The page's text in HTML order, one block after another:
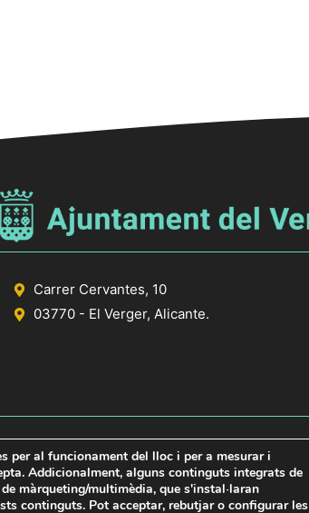
Carrer Cervantes, 10
03770 - El Verger, Alicante.
per al funcionament del lloc i per a mesurar i
Addicionalment, alguns continguts integrats de
màrqueting/multimèdia, que s'instal·laran
continguts. Pot acceptar, rebutjar o configurar les